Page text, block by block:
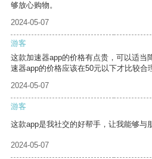
够放心购物。
2024-05-07
游客
这款加速器app的价格有点贵，可以适当
速器app的价格应该在50元以下才比较合
2024-05-07
游客
这款app是我社交的好帮手，让我能够与
2024-05-07